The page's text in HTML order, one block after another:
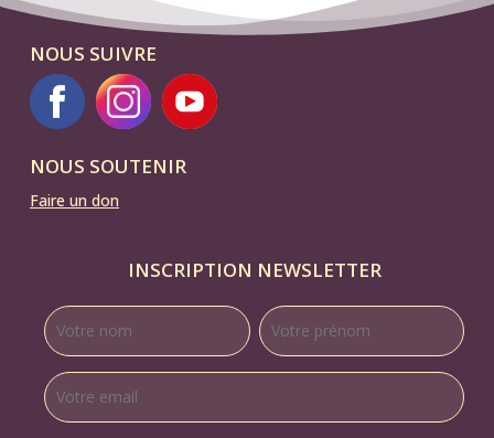
concert
Jazz
New-
avec
"Olive
20h30
NOUS SUIVRE
NOUS SOUTENIR
Faire un don
INSCRIPTION NEWSLETTER